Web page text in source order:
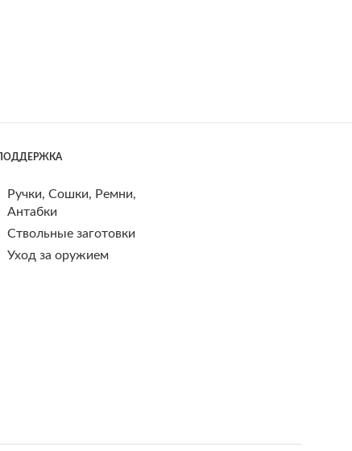
Ручки, Сошки, Ремни,
Антабки
Ствольные заготовки
Уход за оружием